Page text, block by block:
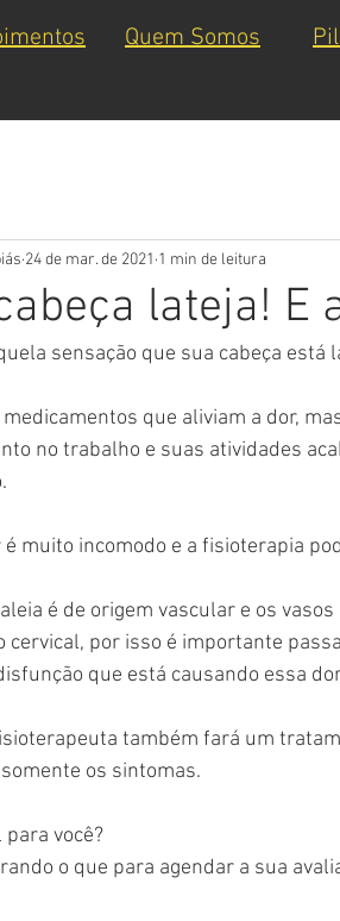
Quem Somos
lateja! E
24 de mar. de 2021 1 min de leitura
sensação que sua cabeça
que aliviam a dor,
no trabalho e suas atividades
muito incomodo e a fisioterapia
é de origem vascular e os
cervical, por isso é importante
que está causando essa
também fará um
os sintomas.
você?
o que para agendar a sua